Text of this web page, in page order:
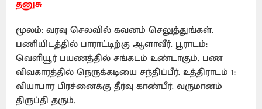
தனுசு
மூலம்: வரவு செலவில் கவனம் செலுத்துங்கள்.
பணியிடத்தில் பாராட்டிற்கு ஆளாவீர். பூராடம்:
வெளியூர் பயணத்தில் சங்கடம் உண்டாகும். பண
விவகாரத்தில் நெருக்கடியை சந்திப்பீர். உத்திராடம் 1:
வியாபார பிரச்னைக்கு தீர்வு காண்பீர். வருமானம்
திருப்தி தரும்.